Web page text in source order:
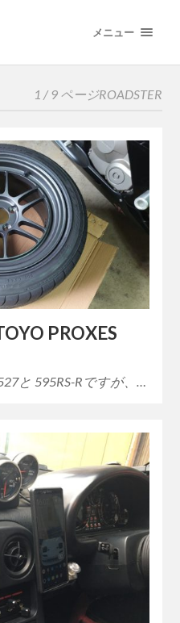
メニュー
ROADSTER
1 / 9 ページ
PROXES
と 595RS-Rですが、…